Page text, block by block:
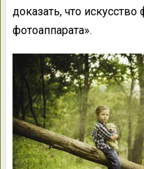
доказать, что
фотоаппарата».